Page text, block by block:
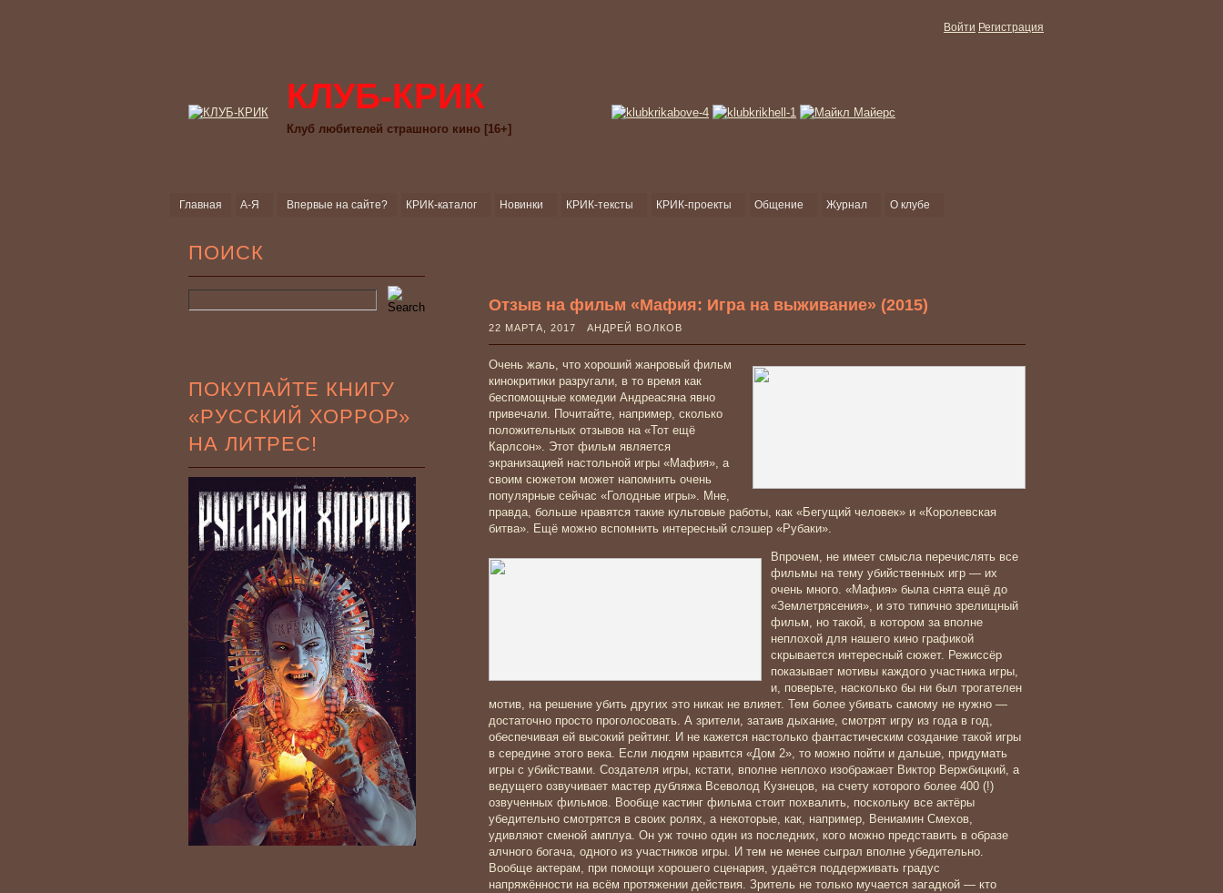
Войти Регистрация
КЛУБ-КРИК
Клуб любителей страшного кино [16+]
Главная А-Я Впервые на сайте? КРИК-каталог Новинки КРИК-тексты КРИК-проекты Общение Журнал О клубе
ПОИСК
ПОКУПАЙТЕ КНИГУ
«РУССКИЙ ХОРРОР»
НА ЛИТРЕС!
Отзыв на фильм «Мафия: Игра на выживание» (2015)
22 МАРТА, 2017 АНДРЕЙ ВОЛКОВ
Очень жаль, что хороший жанровый фильм
кинокритики разругали, в то время как
беспомощные комедии Андреасяна явно
привечали. Почитайте, например, сколько
положительных отзывов на «Тот ещё
Карлсон». Этот фильм является
экранизацией настольной игры «Мафия», а
своим сюжетом может напомнить очень
популярные сейчас «Голодные игры». Мне,
правда, больше нравятся такие культовые работы, как «Бегущий человек» и «Королевская
битва». Ещё можно вспомнить интересный слэшер «Рубаки».
Впрочем, не имеет смысла перечислять все
фильмы на тему убийственных игр — их
очень много. «Мафия» была снята ещё до
«Землетрясения», и это типично зрелищный
фильм, но такой, в котором за вполне
неплохой для нашего кино графикой
скрывается интересный сюжет. Режиссёр
показывает мотивы каждого участника игры,
и, поверьте, насколько бы ни был трогателен
мотив, на решение убить других это никак не влияет. Тем более убивать самому не нужно —
достаточно просто проголосовать. А зрители, затаив дыхание, смотрят игру из года в год,
обеспечивая ей высокий рейтинг. И не кажется настолько фантастическим создание такой игры
в середине этого века. Если людям нравится «Дом 2», то можно пойти и дальше, придумать
игры с убийствами. Создателя игры, кстати, вполне неплохо изображает Виктор Вержбицкий, а
ведущего озвучивает мастер дубляжа Всеволод Кузнецов, на счету которого более 400 (!)
озвученных фильмов. Вообще кастинг фильма стоит похвалить, поскольку все актёры
убедительно смотрятся в своих ролях, а некоторые, как, например, Вениамин Смехов,
удивляют сменой амплуа. Он уж точно один из последних, кого можно представить в образе
алчного богача, одного из участников игры. И тем не менее сыграл вполне убедительно.
Вообще актерам, при помощи хорошего сценария, удаётся поддерживать градус
напряжённости на всём протяжении действия. Зритель не только мучается загадкой — кто